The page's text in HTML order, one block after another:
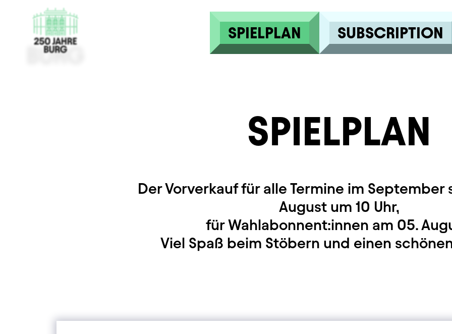
Skip to main content
SPIELPLAN SUBSCRIPTION
SPIELPLAN
Der Vorverkauf für alle Termine im September
August um 10 Uhr,
für Wahlabonnent:innen am 05.
Viel Spaß beim Stöbern und einen